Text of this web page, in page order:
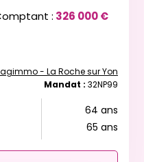
: 326 000 €
- La Roche sur Yon
Mandat : 32NP99
64 ans
65 ans